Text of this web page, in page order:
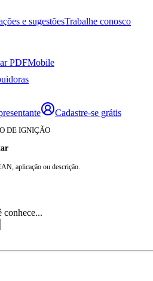
e sugestõesTrabalhe conosco
PDFMobile
Cadastre-se grátis
DE IGNIÇÃO
aplicação ou descrição.
conhece..